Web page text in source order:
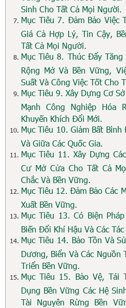
Sinh Cho Tất Cả Mọi Người.
Mục Tiêu 7. Đảm Bảo Việc
Giá Cả Hợp Lý, Tin Cậy,
Tất Cả Mọi Người.
Mục Tiêu 8. Thúc Đẩy
Rộng Mở Và Bền Vững,
Suất Và Công Việc Tốt Cho
Mục Tiêu 9. Xây Dựng Cơ
Mạnh Công Nghiệp Hóa
Khuyến Khích Đổi Mới.
Mục Tiêu 10. Giảm Bất
Và Giữa Các Quốc Gia.
Mục Tiêu 11. Xây Dựng
Cư Mở Cửa Cho Tất Cả
Chắc Và Bền Vững.
Mục Tiêu 12. Đảm Bảo Các
Xuất Bền Vững.
Mục Tiêu 13. Có Biện
Biến Đổi Khí Hậu Và Các
Mục Tiêu 14. Bảo Tồn Và
Dương, Biển Và Các Nguồn
Triển Bền Vững.
Mục Tiêu 15. Bảo Vệ, Tái
Dụng Bền Vững Các Hệ
Tài Nguyên Rừng Bền